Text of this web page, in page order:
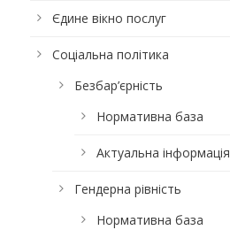
Єдине вікно послуг
Соціальна політика
Безбар’єрність
Нормативна база
Актуальна інформація
Гендерна рівність
Нормативна база